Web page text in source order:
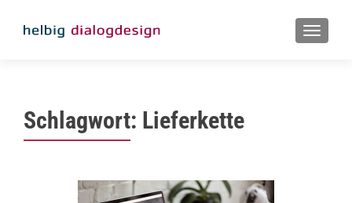
MENU
Schlagwort: Lieferkette